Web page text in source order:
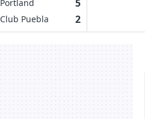
Portland
Timbers
5
Club Puebla 2